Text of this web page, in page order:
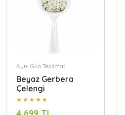
Aynı Gün Teslimat
Beyaz Gerbera
Çelengi